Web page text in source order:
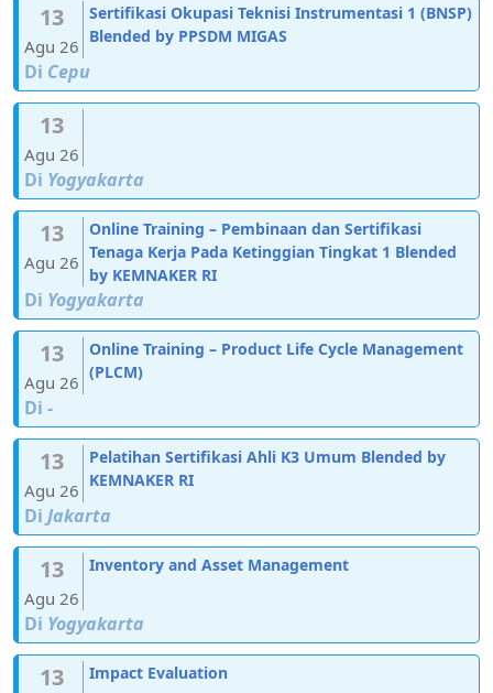
13
Agu 26
Sertifikasi Okupasi Teknisi Instrumentasi 1 (BNSP)
Blended by PPSDM MIGAS
Di Cepu
13
Agu 26
Di Yogyakarta
13
Agu 26
Online Training – Pembinaan dan Sertifikasi
Tenaga Kerja Pada Ketinggian Tingkat 1 Blended
by KEMNAKER RI
Di Yogyakarta
13
Agu 26
Online Training – Product Life Cycle Management
(PLCM)
Di -
13
Agu 26
Pelatihan Sertifikasi Ahli K3 Umum Blended by
KEMNAKER RI
Di Jakarta
13
Agu 26
Inventory and Asset Management
Di Yogyakarta
13 Impact Evaluation